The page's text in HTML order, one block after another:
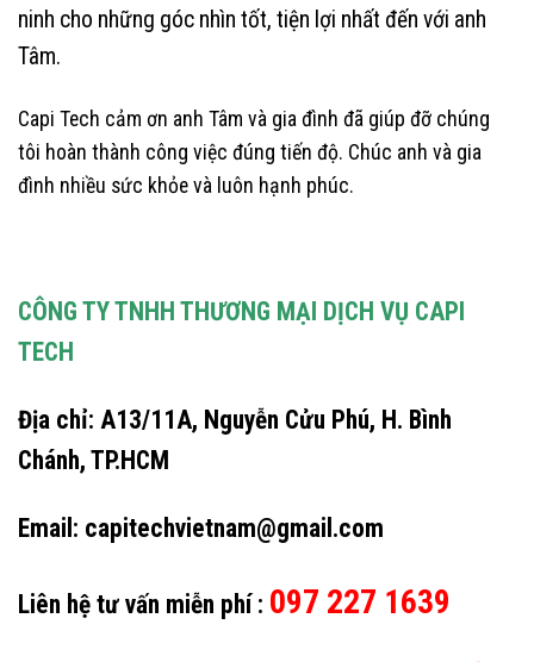
ninh cho những góc nhìn tốt, tiện lợi nhất đến với anh
Tâm.
Capi Tech cảm ơn anh Tâm và gia đình đã giúp đỡ chúng
tôi hoàn thành công việc đúng tiến độ. Chúc anh và gia
đình nhiều sức khỏe và luôn hạnh phúc.
CÔNG TY TNHH THƯƠNG MẠI DỊCH VỤ CAPI
TECH
Địa chỉ: A13/11A, Nguyễn Cửu Phú, H. Bình
Chánh, TP.HCM
Email: capitechvietnam@gmail.com
Liên hệ tư vấn miễn phí : 097 227 1639